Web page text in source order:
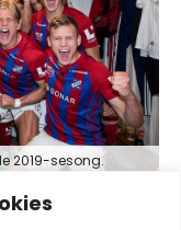
2019-sesong.